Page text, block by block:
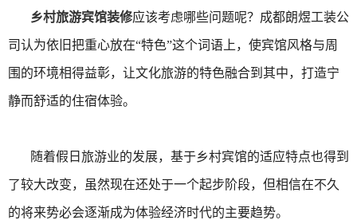
乡村旅游宾馆装修应该考虑哪些问题呢？成都朗煜工装公
司认为依旧把重心放在“特色”这个词语上，使宾馆风格与周
围的环境相得益彰，让文化旅游的特色融合到其中，打造宁
静而舒适的住宿体验。
随着假日旅游业的发展，基于乡村宾馆的适应特点也得到
了较大改变，虽然现在还处于一个起步阶段，但相信在不久
的将来势必会逐渐成为体验经济时代的主要趋势。